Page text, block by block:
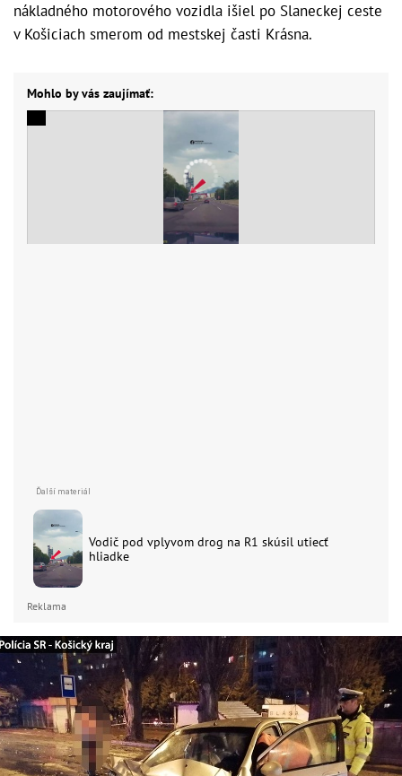
nákladného motorového vozidla išiel po Slaneckej ceste
v Košiciach smerom od mestskej časti Krásna.
Mohlo by vás zaujímať:
Vodič pod vplyvom drog na R1 skúsil utiecť
hliadke
Reklama